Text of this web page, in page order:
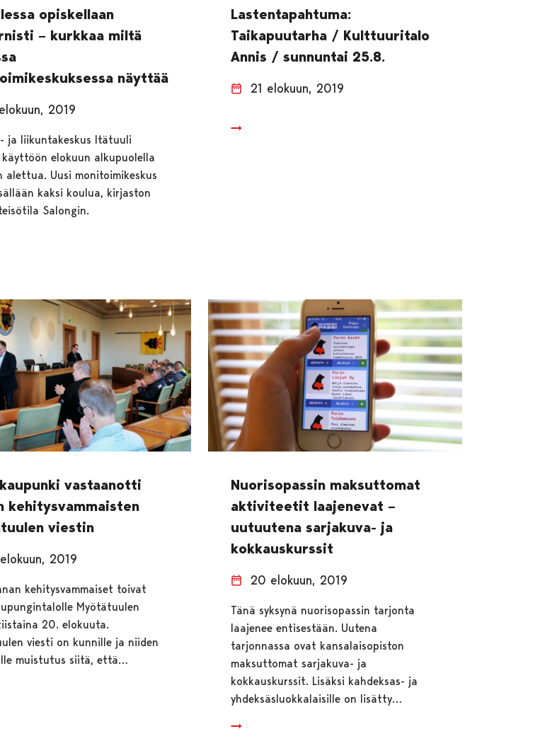
opiskellaan
– kurkkaa miltä
näyttää
2019
ja liikuntakeskus Itätuuli
elokuun alkupuolella
alettua. Uusi monitoimikeskus
kaksi koulua, kirjaston
Salongin.
Lastentapahtuma:
Taikapuutarha / Kulttuuritalo
Annis / sunnuntai 25.8.
21 elokuun, 2019
vastaanotti
kehitysvammaisten
viestin
2019
kehitysvammaiset toivat
Myötätuulen
20. elokuuta.
viesti on kunnille ja niiden
muistutus siitä, että…
Nuorisopassin maksuttomat
aktiviteetit laajenevat –
uutuutena sarjakuva- ja
kokkauskurssit
20 elokuun, 2019
Tänä syksynä nuorisopassin tarjonta
laajenee entisestään. Uutena
tarjonnassa ovat kansalaisopiston
maksuttomat sarjakuva- ja
kokkauskurssit. Lisäksi kahdeksas- ja
yhdeksäsluokkalaisille on lisätty…